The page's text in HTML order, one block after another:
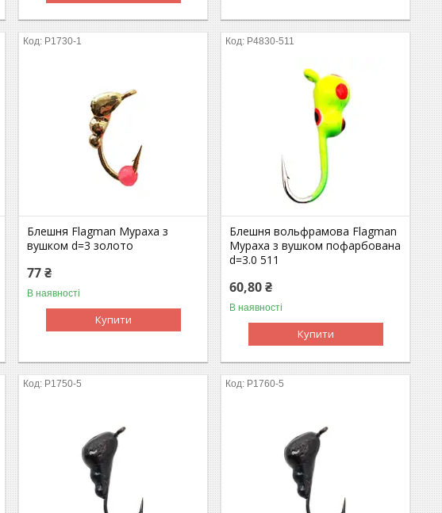
P1730-1
Блешня Flagman Мураха з
вушком d=3 золото
77 ₴
В наявності
Купити
P4830-511
Блешня вольфрамова Flagman
Мураха з вушком пофарбована
d=3.0 511
60,80 ₴
В наявності
Купити
P1750-5 P1760-5